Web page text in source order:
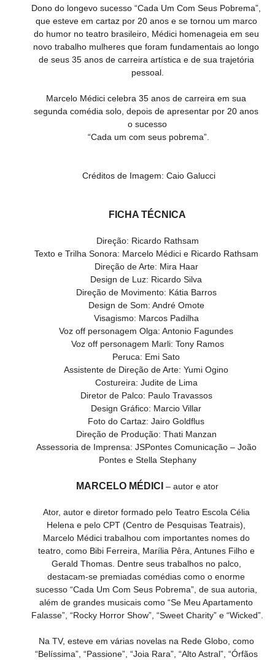
Dono do longevo sucesso “Cada Um Com Seus Pobrema”,
que esteve em cartaz por 20 anos e se tornou um marco
do humor no teatro brasileiro, Médici homenageia em seu
novo trabalho mulheres que foram fundamentais ao longo
de seus 35 anos de carreira artística e de sua trajetória
pessoal.
Marcelo Médici celebra 35 anos de carreira em sua
segunda comédia solo, depois de apresentar por 20 anos
o sucesso
“Cada um com seus pobrema”.
Créditos de Imagem: Caio Galucci
FICHA TÉCNICA
Direção: Ricardo Rathsam
Texto e Trilha Sonora: Marcelo Médici e Ricardo Rathsam
Direção de Arte: Mira Haar
Design de Luz: Ricardo Silva
Direção de Movimento: Kátia Barros
Design de Som: André Omote
Visagismo: Marcos Padilha
Voz off personagem Olga: Antonio Fagundes
Voz off personagem Marli: Tony Ramos
Peruca: Emi Sato
Assistente de Direção de Arte: Yumi Ogino
Costureira: Judite de Lima
Diretor de Palco: Paulo Travassos
Design Gráfico: Marcio Villar
Foto do Cartaz: Jairo Goldflus
Direção de Produção: Thati Manzan
Assessoria de Imprensa: JSPontes Comunicação – João
Pontes e Stella Stephany
MARCELO MÉDICI – autor e ator
Ator, autor e diretor formado pelo Teatro Escola Célia
Helena e pelo CPT (Centro de Pesquisas Teatrais),
Marcelo Médici trabalhou com importantes nomes do
teatro, como Bibi Ferreira, Marília Pêra, Antunes Filho e
Gerald Thomas. Dentre seus trabalhos no palco,
destacam-se premiadas comédias como o enorme
sucesso “Cada Um Com Seus Pobrema”, de sua autoria,
além de grandes musicais como “Se Meu Apartamento
Falasse”, “Rocky Horror Show”, “Sweet Charity” e “Wicked”.
Na TV, esteve em várias novelas na Rede Globo, como
“Belíssima”, “Passione”, “Joia Rara”, “Alto Astral”, “Órfãos